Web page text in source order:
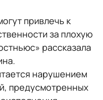
привлечь к
за плохую
рассказала
нарушением
предусмотренных